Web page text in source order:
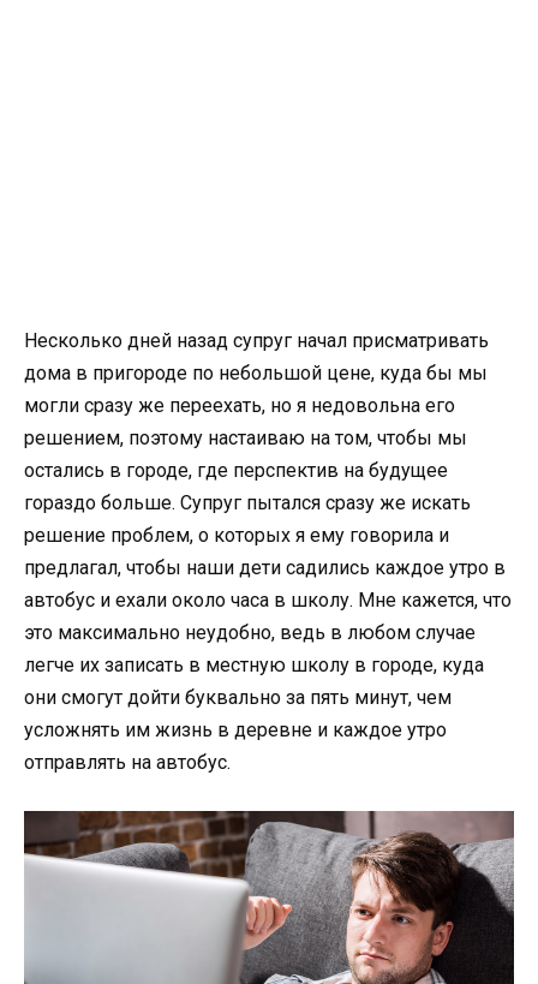
Несколько дней назад супруг начал присматривать
дома в пригороде по небольшой цене, куда бы мы
могли сразу же переехать, но я недовольна его
решением, поэтому настаиваю на том, чтобы мы
остались в городе, где перспектив на будущее
гораздо больше. Супруг пытался сразу же искать
решение проблем, о которых я ему говорила и
предлагал, чтобы наши дети садились каждое утро в
автобус и ехали около часа в школу. Мне кажется, что
это максимально неудобно, ведь в любом случае
легче их записать в местную школу в городе, куда
они смогут дойти буквально за пять минут, чем
усложнять им жизнь в деревне и каждое утро
отправлять на автобус.